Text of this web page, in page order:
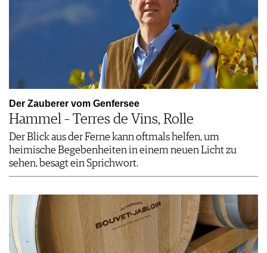
Der Zauberer vom Genfersee
Hammel – Terres de Vins, Rolle
Der Blick aus der Ferne kann oftmals helfen, um
heimische Begebenheiten in einem neuen Licht zu
sehen, besagt ein Sprichwort.